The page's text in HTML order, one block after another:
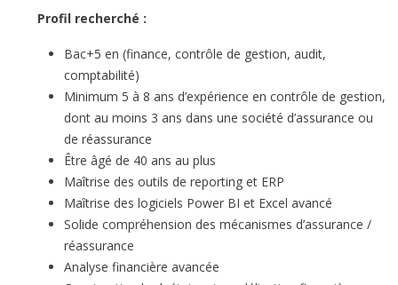
Profil recherché :
Bac+5 en (finance, contrôle de gestion, audit,
comptabilité)
Minimum 5 à 8 ans d’expérience en contrôle de gestion,
dont au moins 3 ans dans une société d’assurance ou
de réassurance
Être âgé de 40 ans au plus
Maîtrise des outils de reporting et ERP
Maîtrise des logiciels Power BI et Excel avancé
Solide compréhension des mécanismes d’assurance /
réassurance
Analyse financière avancée